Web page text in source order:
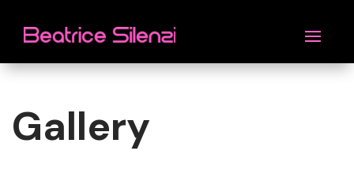
Gallery